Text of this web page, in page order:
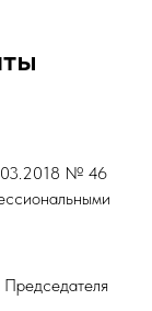
№ 46